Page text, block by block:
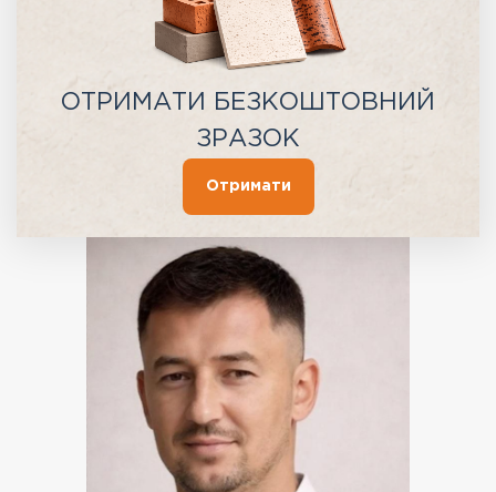
ОТРИМАТИ БЕЗКОШТОВНИЙ
ЗРАЗОК
Отримати